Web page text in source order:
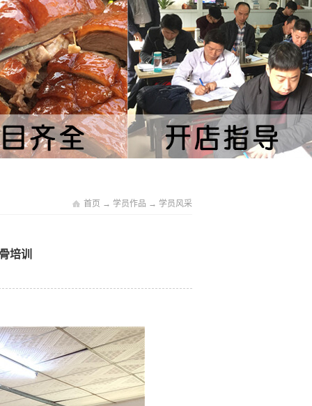
首页 → 学员作品 → 学员风采
培训